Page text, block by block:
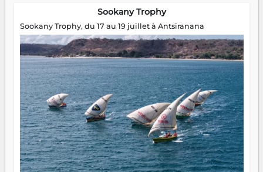
Sookany Trophy
Sookany Trophy, du 17 au 19 juillet à Antsiranana